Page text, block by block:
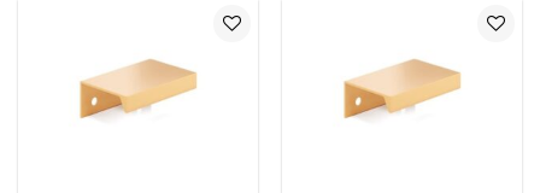
lemmikutesse
lemmikutesse